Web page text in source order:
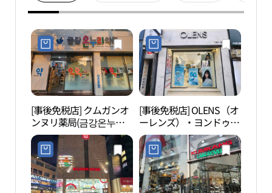
[事後免税店] クムガンオ
ンヌリ薬局(금강온누리
약국)
[事後免税店] OLENS（オ
ーレンズ）・ヨンドゥン
ポ（永登浦）店(오렌즈
영등포점)